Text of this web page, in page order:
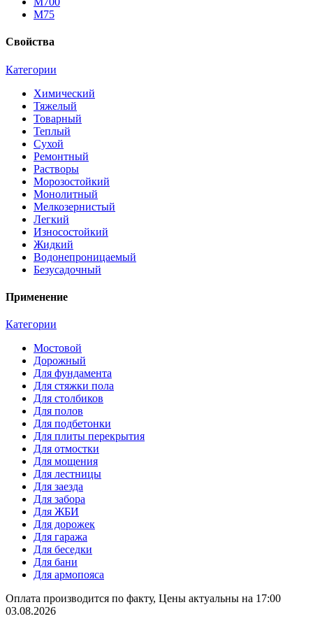
М75
Свойства
Категории
Химический
Тяжелый
Товарный
Теплый
Сухой
Ремонтный
Растворы
Морозостойкий
Монолитный
Мелкозернистый
Легкий
Износостойкий
Жидкий
Водонепроницаемый
Безусадочный
Применение
Категории
Мостовой
Дорожный
Для фундамента
Для стяжки пола
Для столбиков
Для полов
Для подбетонки
Для плиты перекрытия
Для отмостки
Для мощения
Для лестницы
Для заезда
Для забора
Для ЖБИ
Для дорожек
Для гаража
Для беседки
Для бани
Для армопояса
Оплата производится по факту, Цены актуальны на 17:00
03.08.2026